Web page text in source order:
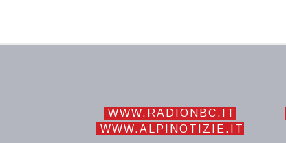
WWW.RADIONBC.IT
WWW.ALPINOTIZIE.IT